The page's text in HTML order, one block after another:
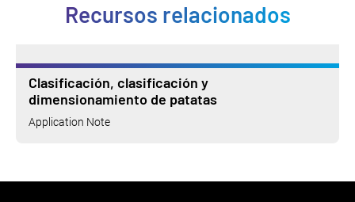
Recursos relacionados
Clasificación, clasificación y
dimensionamiento de patatas
Application Note